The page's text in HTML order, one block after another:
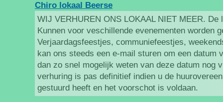
Chiro lokaal Beerse
WIJ VERHUREN ONS LOKAAL NIET MEER. De
Kunnen voor veschillende evenementen worden
Verjaardagsfeestjes, communiefeestjes,
kan ons steeds een e-mail sturen om een datum
dan zo snel mogelijk weten van deze datum nog
verhuring is pas definitief indien u de
gestuurd heeft en het voorschot is voldaan.